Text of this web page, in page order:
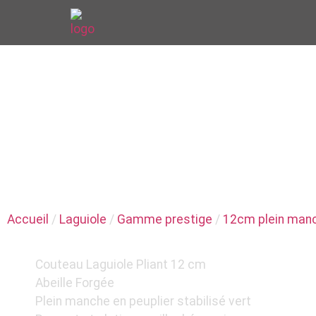
Accueil / Laguiole / Gamme prestige / 12cm plein
Couteau Laguiole Pliant 12 cm
Abeille Forgée
Plein manche en peuplier stabilisé vert